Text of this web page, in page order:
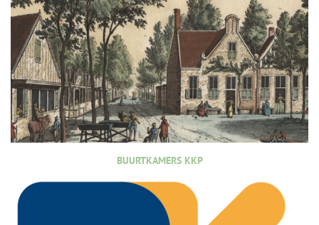
BUURTKAMERS KKP